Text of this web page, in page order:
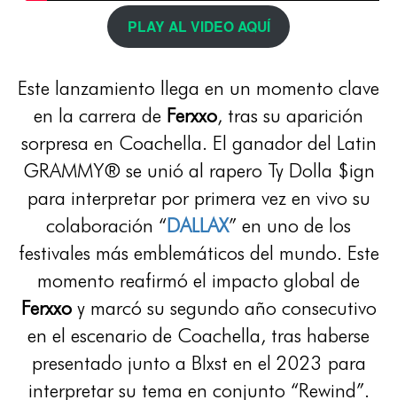
PLAY AL VIDEO AQUÍ
Este lanzamiento llega en un momento clave
en la carrera de Ferxxo, tras su aparición
sorpresa en Coachella. El ganador del Latin
GRAMMY® se unió al rapero Ty Dolla $ign
para interpretar por primera vez en vivo su
colaboración “DALLAX” en uno de los
festivales más emblemáticos del mundo. Este
momento reafirmó el impacto global de
Ferxxo y marcó su segundo año consecutivo
en el escenario de Coachella, tras haberse
presentado junto a Blxst en el 2023 para
interpretar su tema en conjunto “Rewind”.